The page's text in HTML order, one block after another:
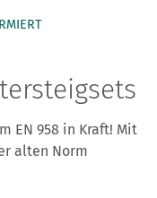
EN 958 in Kraft! Mit
alten Norm